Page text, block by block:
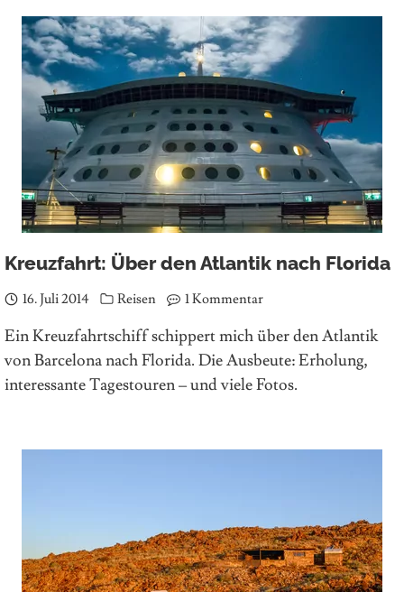
Kreuzfahrt: Über den Atlantik nach Florida
16. Juli 2014 Reisen 1 Kommentar
Ein Kreuzfahrtschiff schippert mich über den Atlantik
von Barcelona nach Florida. Die Ausbeute: Erholung,
interessante Tagestouren – und viele Fotos.